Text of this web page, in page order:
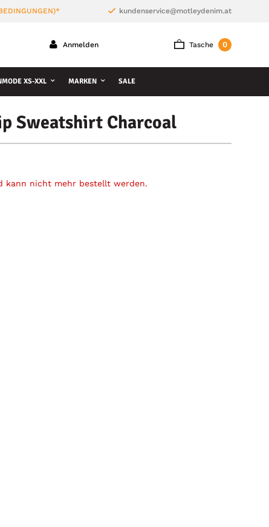
kundenservice@motleydenim.at
Tasche 0
Anmelden
XS-XXL MARKEN SALE
Sweatshirt Charcoal
kann nicht mehr bestellt werden.